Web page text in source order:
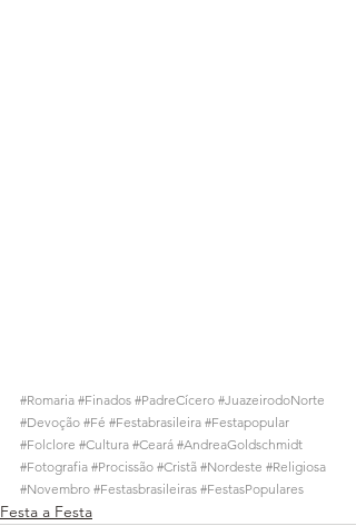
#Romaria #Finados #PadreCícero #JuazeirodoNorte
#Devoção #Fé #Festabrasileira #Festapopular
#Folclore #Cultura #Ceará #AndreaGoldschmidt
#Fotografia #Procissão #Cristã #Nordeste #Religiosa
#Novembro #Festasbrasileiras #FestasPopulares
Festa a Festa